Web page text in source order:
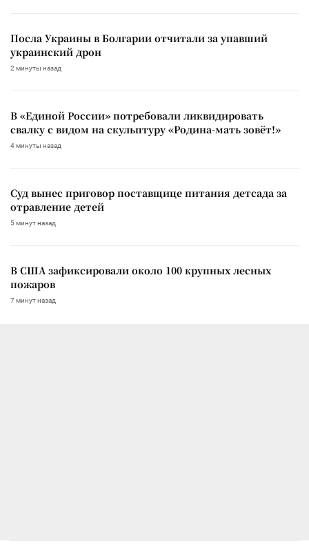
Посла Украины в Болгарии отчитали за упавший
украинский дрон
2 минуты назад
В «Единой России» потребовали ликвидировать
свалку с видом на скульптуру «Родина-мать зовёт!»
4 минуты назад
Суд вынес приговор поставщице питания детсада за
отравление детей
5 минут назад
В США зафиксировали около 100 крупных лесных
пожаров
7 минут назад